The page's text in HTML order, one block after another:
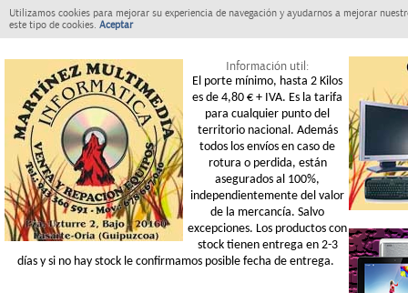
Utilizamos cookies para mejorar su experiencia de navegación y ayudarnos a mejorar
este tipo de cookies. Aceptar
Información util:
El porte mínimo, hasta 2 Kilos
es de 4,80 € + IVA. Es la tarifa
para cualquier punto del
territorio nacional. Además
todos los envíos en caso de
rotura o perdida, están
asegurados al 100%,
independientemente del valor
de la mercancía. Salvo
excepciones. Los productos con
stock tienen entrega en 2-3
días y si no hay stock le confirmamos posible fecha de entrega.